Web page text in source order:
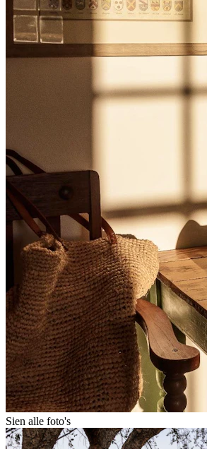
Sien alle foto's